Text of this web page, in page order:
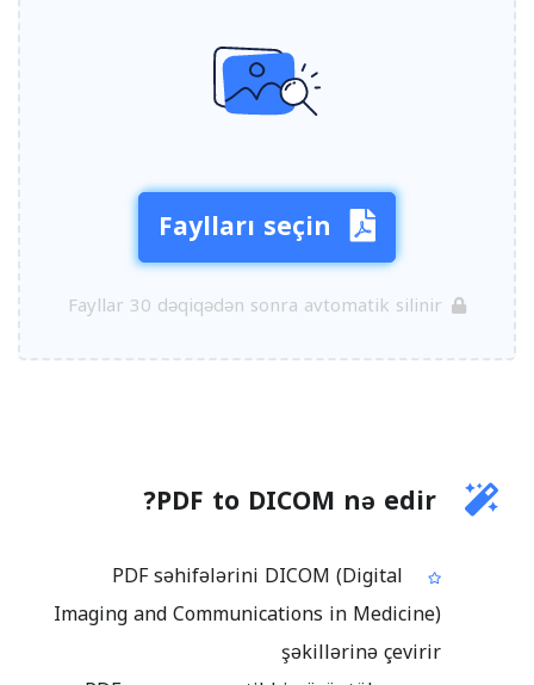
Faylları seçin
Fayllar 30 dəqiqədən sonra avtomatik silinir
PDF to DICOM nə edir?
PDF səhifələrini DICOM (Digital
Imaging and Communications in Medicine)
şəkillərinə çevirir